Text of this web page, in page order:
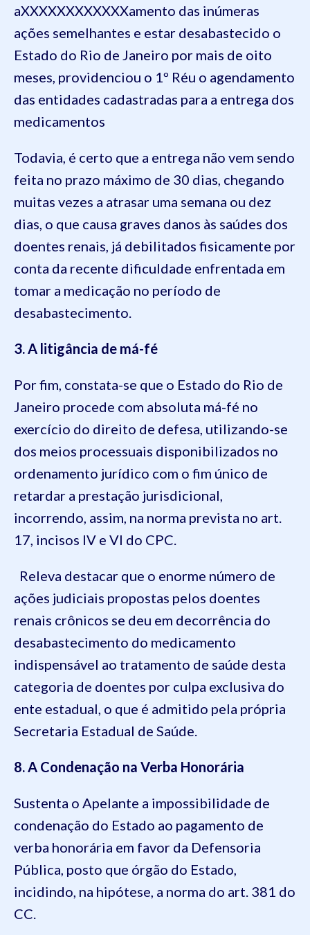
aXXXXXXXXXXXXamento das inúmeras
ações semelhantes e estar desabastecido o
Estado do Rio de Janeiro por mais de oito
meses, providenciou o 1º Réu o agendamento
das entidades cadastradas para a entrega dos
medicamentos
Todavia, é certo que a entrega não vem sendo
feita no prazo máximo de 30 dias, chegando
muitas vezes a atrasar uma semana ou dez
dias, o que causa graves danos às saúdes dos
doentes renais, já debilitados fisicamente por
conta da recente dificuldade enfrentada em
tomar a medicação no período de
desabastecimento.
3. A litigância de má-fé
Por fim, constata-se que o Estado do Rio de
Janeiro procede com absoluta má-fé no
exercício do direito de defesa, utilizando-se
dos meios processuais disponibilizados no
ordenamento jurídico com o fim único de
retardar a prestação jurisdicional,
incorrendo, assim, na norma prevista no art.
17, incisos IV e VI do CPC.
Releva destacar que o enorme número de
ações judiciais propostas pelos doentes
renais crônicos se deu em decorrência do
desabastecimento do medicamento
indispensável ao tratamento de saúde desta
categoria de doentes por culpa exclusiva do
ente estadual, o que é admitido pela própria
Secretaria Estadual de Saúde.
8. A Condenação na Verba Honorária
Sustenta o Apelante a impossibilidade de
condenação do Estado ao pagamento de
verba honorária em favor da Defensoria
Pública, posto que órgão do Estado,
incidindo, na hipótese, a norma do art. 381 do
CC.